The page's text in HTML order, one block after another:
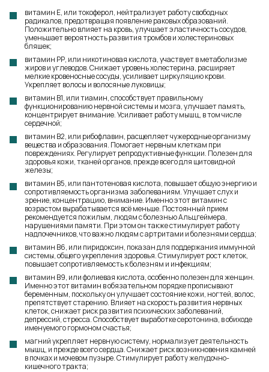
витамин Е, или токоферол, нейтрализует работу свободных
радикалов, предотвращая появление раковых образований.
Положительно влияет на кровь, улучшает эластичность сосудов,
уменьшает вероятность развития тромбов и холестериновых
бляшек;
витамин РР, или никотиновая кислота, участвует в метаболизме
жиров и углеводов. Снижает уровень холестерина, расширяет
мелкие кровеносные сосуды, усиливает циркуляцию крови.
Укрепляет волосы и волосяные луковицы;
витамин В1, или тиамин, способствует правильному
функционированию нервной системы и мозга, улучшает память,
концентрирует внимание. Усиливает работу мышц, в том числе
сердечной;
витамин В2, или рибофлавин, расщепляет чужеродные организму
вещества и образования. Помогает нервным клеткам при
повреждениях. Регулирует репродуктивные функции. Полезен для
здоровья кожи, тканей органов, прежде всего для щитовидной
железы;
витамин В5, или пантотеновая кислота, повышает общую энергию и
сопротивляемость организма заболеваниям. Улучшает слух и
зрение, концентрацию, внимание. Именно этот витамин с
возрастом вырабатывается всё меньше. Постоянный прием
рекомендуется пожилым, людям с болезнью Альцгеймера,
нарушениями памяти. При этом он также стимулирует работу
надпочечников, что важно людям с артритами и болезнями сердца;
витамин В6, или пиридоксин, показан для поддержания иммунной
системы, общего укрепления здоровья. Стимулирует рост клеток,
повышает сопротивляемость к болезням и инфекциям;
витамин В9, или фолиевая кислота, особенно полезен для женщин.
Именно этот витамин в обязательном порядке прописывают
беременным, поскольку он улучшает состояние кожи, ногтей, волос,
препятствует старению. Влияет на скорость развития нервных
клеток, снижает риск развития психических заболеваний,
депрессий, стресса. Способствует выработке серотонина, в обиходе
именуемого гормоном счастья;
магний укрепляет нервную систему, нормализует деятельность
мышц, и прежде всего сердца. Снижает риск возникновения камней
в почках и мочевом пузыре. Стимулирует работу желудочно-
кишечного тракта;